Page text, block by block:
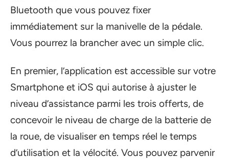
Bluetooth que vous pouvez fixer
immédiatement sur la manivelle de la pédale.
Vous pourrez la brancher avec un simple clic.
En premier, l’application est accessible sur votre
Smartphone et iOS qui autorise à ajuster le
niveau d’assistance parmi les trois offerts, de
concevoir le niveau de charge de la batterie de
la roue, de visualiser en temps réel le temps
d’utilisation et la vélocité. Vous pouvez parvenir